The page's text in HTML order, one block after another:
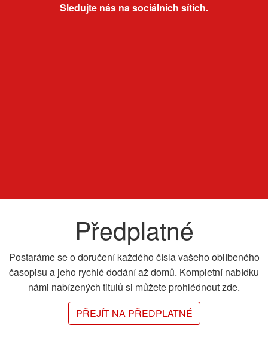
Sledujte nás na sociálních sítích.
Předplatné
Postaráme se o doručení každého čísla vašeho oblíbeného
časopisu a jeho rychlé dodání až domů. Kompletní nabídku
námi nabízených titulů si můžete prohlédnout zde.
PŘEJÍT NA PŘEDPLATNÉ